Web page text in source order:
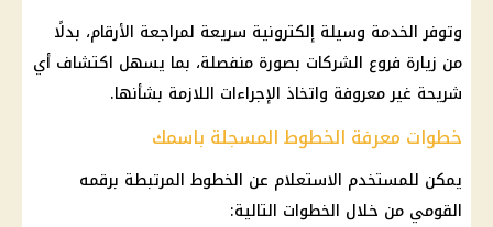
وتوفر الخدمة وسيلة إلكترونية سريعة لمراجعة الأرقام، بدلًا
من زيارة فروع الشركات بصورة منفصلة، بما يسهل اكتشاف أي
شريحة غير معروفة واتخاذ الإجراءات اللازمة بشأنها.
خطوات معرفة الخطوط المسجلة باسمك
يمكن للمستخدم الاستعلام عن الخطوط المرتبطة برقمه
القومي من خلال الخطوات التالية: